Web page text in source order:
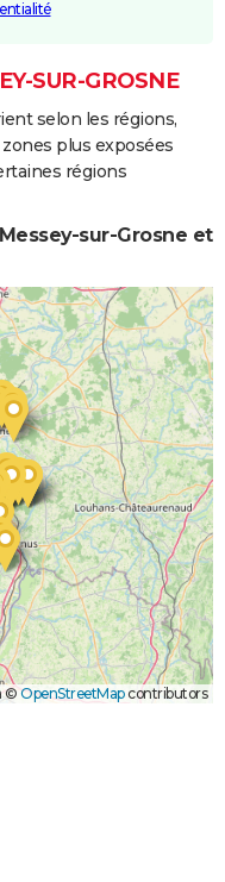
SUR-GROSNE
selon les régions,
plus exposées
régions
sur-Grosne et
©OpenStreetMapcontributors